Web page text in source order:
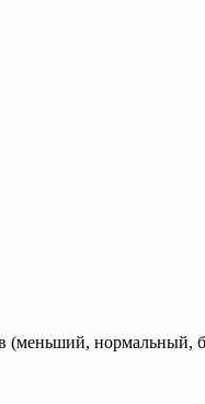
(меньший,